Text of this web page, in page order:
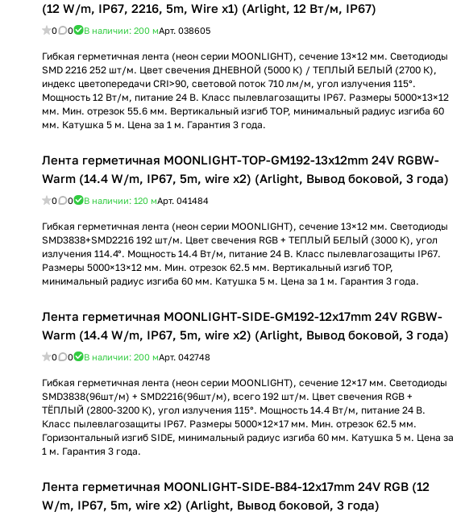
(12 W/m, IP67, 2216, 5m, Wire x1) (Arlight, 12 Вт/м, IP67)
0 0 В наличии: 200 мАрт. 038605
Гибкая герметичная лента (неон серии MOONLIGHT), сечение 13×12 мм. Светодиоды
SMD 2216 252 шт/м. Цвет свечения ДНЕВНОЙ (5000 К) / ТЕПЛЫЙ БЕЛЫЙ (2700 К),
индекс цветопередачи CRI>90, световой поток 710 лм/м, угол излучения 115°.
Мощность 12 Вт/м, питание 24 В. Класс пылевлагозащиты IP67. Размеры 5000×13×12
мм. Мин. отрезок 55.6 мм. Вертикальный изгиб TOP, минимальный радиус изгиба 60
мм. Катушка 5 м. Цена за 1 м. Гарантия 3 года.
Лента герметичная MOONLIGHT-TOP-GM192-13x12mm 24V RGBW-
Warm (14.4 W/m, IP67, 5m, wire x2) (Arlight, Вывод боковой, 3 года)
0 0 В наличии: 120 мАрт. 041484
Гибкая герметичная лента (неон серии MOONLIGHT), сечение 13×12 мм. Светодиоды
SMD3838+SMD2216 192 шт/м. Цвет свечения RGB + ТЕПЛЫЙ БЕЛЫЙ (3000 К), угол
излучения 114.4°. Мощность 14.4 Вт/м, питание 24 В. Класс пылевлагозащиты IP67.
Размеры 5000×13×12 мм. Мин. отрезок 62.5 мм. Вертикальный изгиб TOP,
минимальный радиус изгиба 60 мм. Катушка 5 м. Цена за 1 м. Гарантия 3 года.
Лента герметичная MOONLIGHT-SIDE-GM192-12x17mm 24V RGBW-
Warm (14.4 W/m, IP67, 5m, wire x2) (Arlight, Вывод боковой, 3 года)
0 0 В наличии: 200 мАрт. 042748
Гибкая герметичная лента (неон серии MOONLIGHT), сечение 12×17 мм. Светодиоды
SMD3838(96шт/м) + SMD2216(96шт/м), всего 192 шт/м. Цвет свечения RGB +
ТЁПЛЫЙ (2800-3200 К), угол излучения 115°. Мощность 14.4 Вт/м, питание 24 В.
Класс пылевлагозащиты IP67. Размеры 5000×12×17 мм. Мин. отрезок 62.5 мм.
Горизонтальный изгиб SIDE, минимальный радиус изгиба 60 мм. Катушка 5 м. Цена за
1 м. Гарантия 3 года.
Лента герметичная MOONLIGHT-SIDE-B84-12x17mm 24V RGB (12
W/m, IP67, 5m, wire x2) (Arlight, Вывод боковой, 3 года)